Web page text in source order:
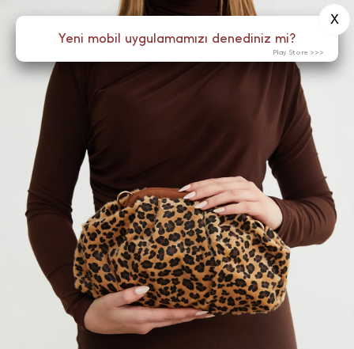
Menü
Yeni mobil uygulamamızı denediniz mi?
X
Play Store >>>